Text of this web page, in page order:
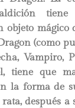
objeto mágico
(como
Vampiro,
tiene que
la forma de
después a